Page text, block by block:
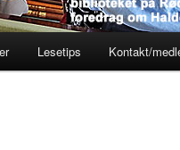
Lesetips Kontakt/